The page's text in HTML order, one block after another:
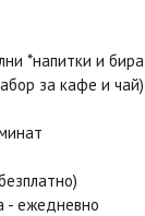
*напитки и
за кафе и чай)
- ежедневно